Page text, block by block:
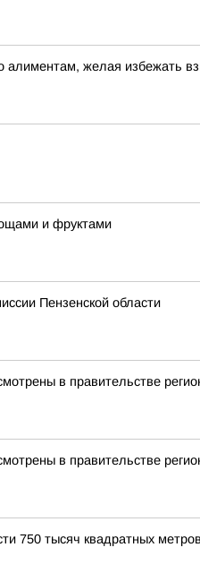
желая избежать
и фруктами
Пензенской области
в правительстве
в правительстве
750 тысяч квадратных